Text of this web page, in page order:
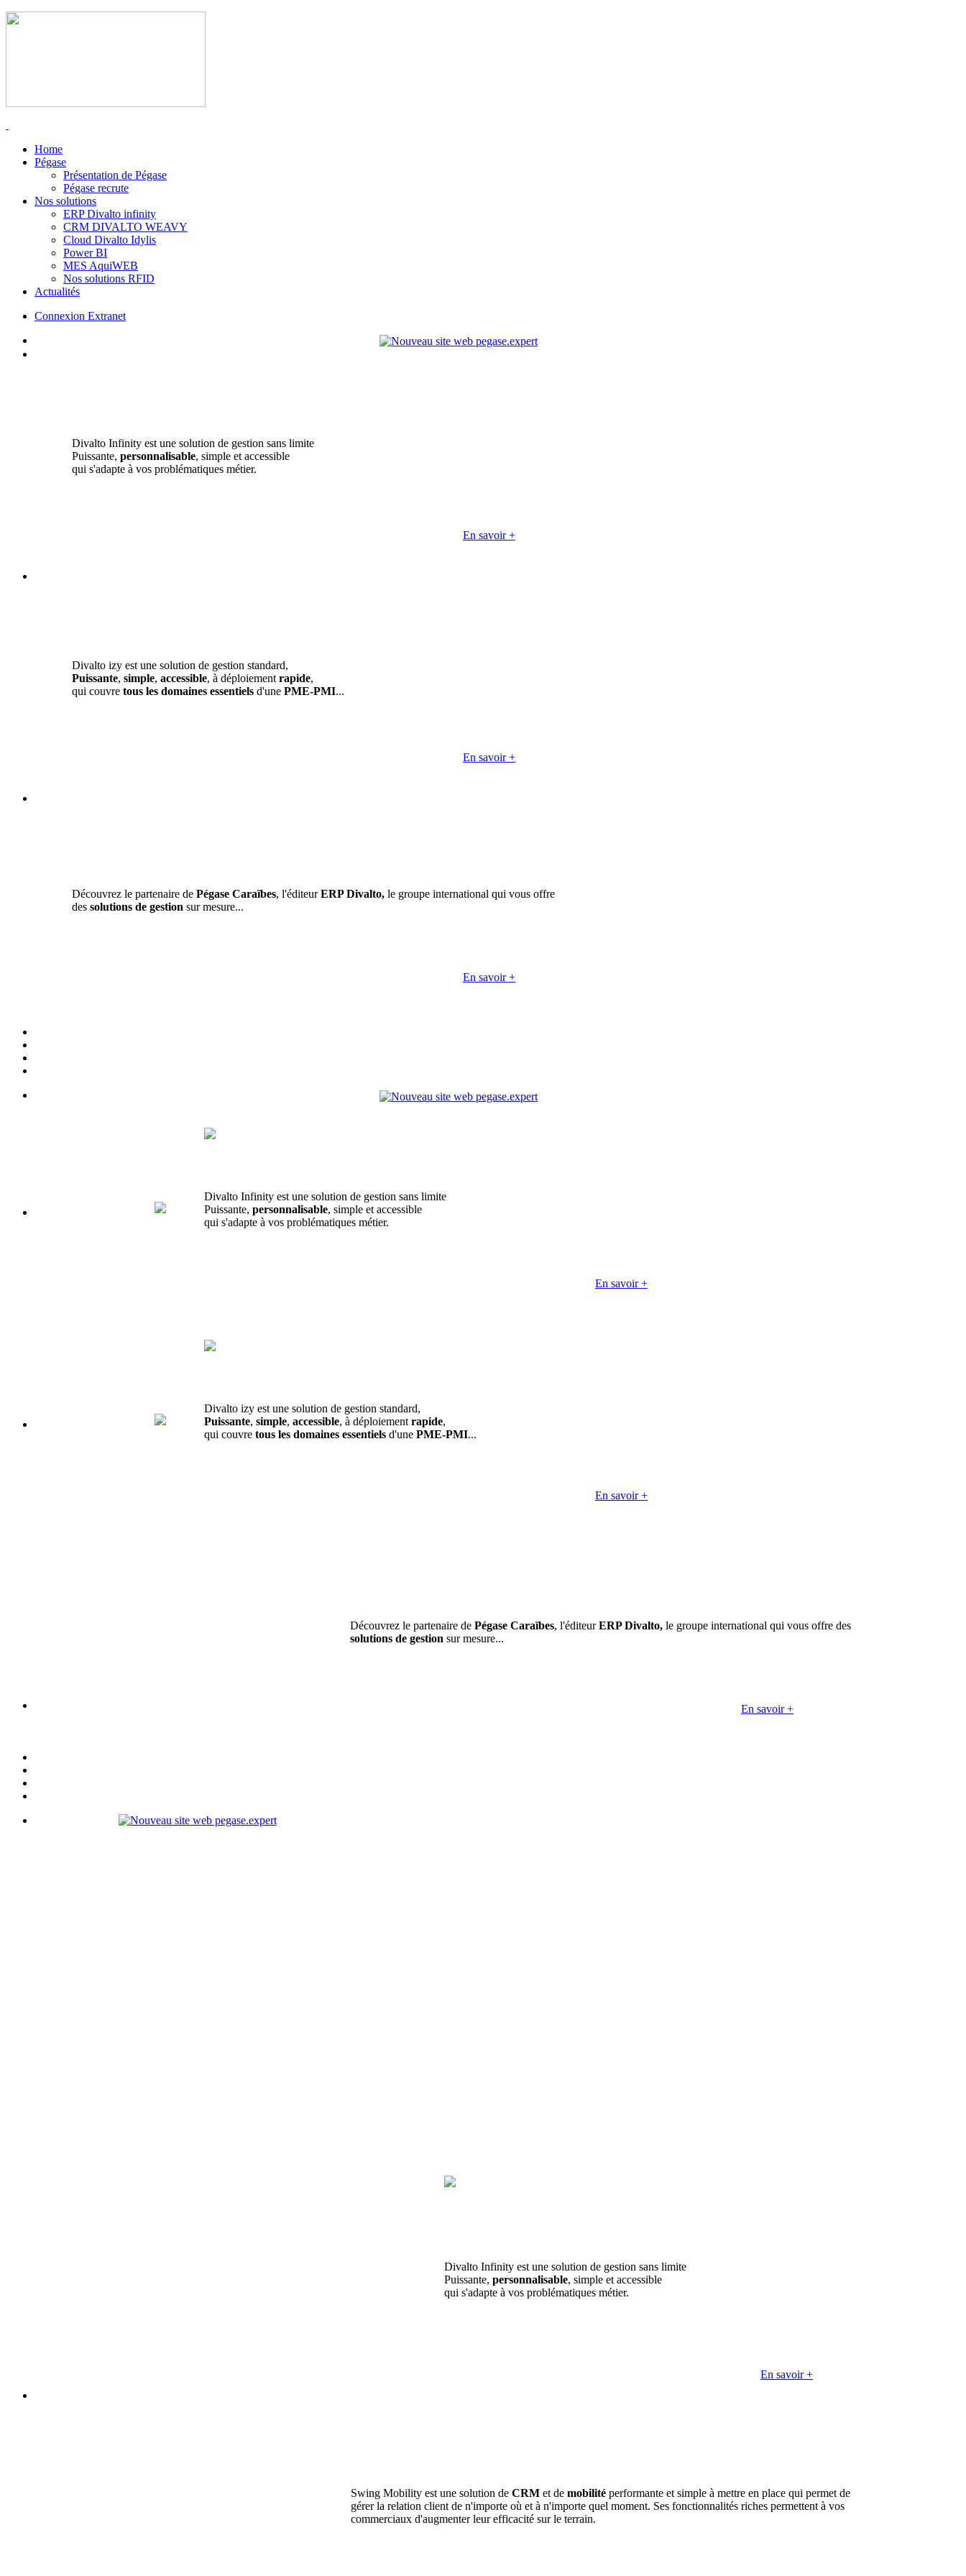
Home
Pégase
Présentation de Pégase
Pégase recrute
Nos solutions
ERP Divalto infinity
CRM DIVALTO WEAVY
Cloud Divalto Idylis
Power BI
MES AquiWEB
Nos solutions RFID
Actualités
Connexion Extranet
Divalto Infinity est une solution de gestion sans limite
Puissante, personnalisable, simple et accessible
qui s'adapte à vos problématiques métier.
En savoir +
Divalto izy est une solution de gestion standard,
Puissante, simple, accessible, à déploiement rapide,
qui couvre tous les domaines essentiels d'une PME-PMI...
En savoir +
Découvrez le partenaire de Pégase Caraïbes, l'éditeurERP Divalto, le groupe international qui vous offre
des solutions de gestion sur mesure...
En savoir +
Divalto Infinity est une solution de gestion sans limite
Puissante, personnalisable, simple et accessible
qui s'adapte à vos problématiques métier.
En savoir +
Divalto izy est une solution de gestion standard,
Puissante, simple, accessible, à déploiement rapide,
qui couvre tous les domaines essentiels d'une PME-PMI...
En savoir +
Découvrez le partenaire de Pégase Caraïbes, l'éditeurERP Divalto, le groupe international qui vous offre des
solutions de gestion sur mesure...
En savoir +
Divalto Infinity est une solution de gestion sans limite
Puissante, personnalisable, simple et accessible
qui s'adapte à vos problématiques métier.
En savoir +
Swing Mobility est une solution de CRM et de mobilité performante et simple à mettre en place qui permet de
gérer la relation client de n'importe où et à n'importe quel moment. Ses fonctionnalités riches permettent à vos
commerciaux d'augmenter leur efficacité sur le terrain.